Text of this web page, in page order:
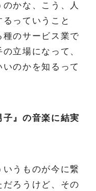
かな、こう、人
っていうこと
種のサービス業で
立場になって、
のかを知るって
』の音楽に結実
いうものが今に繋
ろうけど、その